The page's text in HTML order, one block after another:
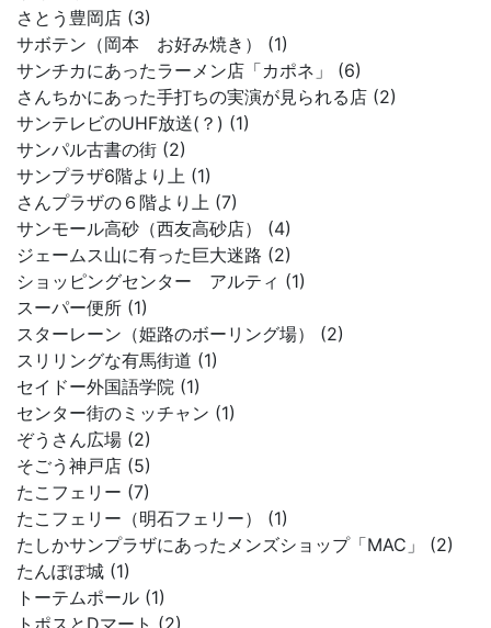
さとう豊岡店 (3)
サボテン（岡本 お好み焼き） (1)
サンチカにあったラーメン店「カポネ」 (6)
さんちかにあった手打ちの実演が見られる店 (2)
サンテレビのUHF放送(？) (1)
サンパル古書の街 (2)
サンプラザ6階より上 (1)
さんプラザの６階より上 (7)
サンモール高砂（西友高砂店） (4)
ジェームス山に有った巨大迷路 (2)
ショッピングセンター アルティ (1)
スーパー便所 (1)
スターレーン（姫路のボーリング場） (2)
スリリングな有馬街道 (1)
セイドー外国語学院 (1)
センター街のミッチャン (1)
ぞうさん広場 (2)
そごう神戸店 (5)
たこフェリー (7)
たこフェリー（明石フェリー） (1)
たしかサンプラザにあったメンズショップ「MAC」 (2)
たんぽぽ城 (1)
トーテムポール (1)
トポスとDマート (2)